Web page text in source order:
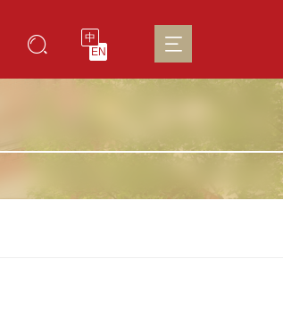
中
EN